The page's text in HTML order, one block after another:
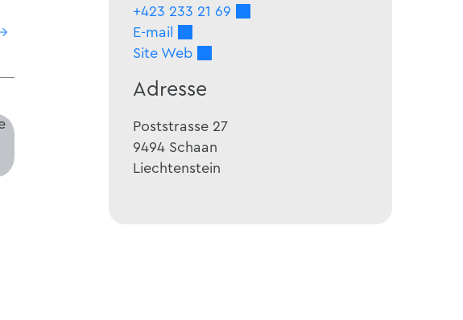
+423 233 21 69
E-mail
Site Web
Adresse
Poststrasse 27
9494 Schaan
Liechtenstein